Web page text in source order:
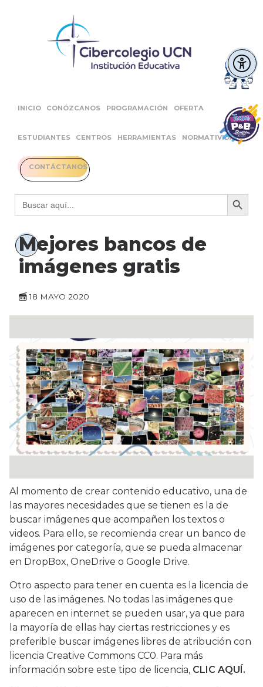
INICIO CONÓZCANOS PROGRAMACIÓN OFERTA
ESTUDIANTES CENTROS HERRAMIENTAS NORMATIVIDAD
CONTÁCTANOS
Buscar: Botón
Mejores bancos de
imágenes gratis
18 MAYO 2020
Al momento de crear contenido educativo, una de
las mayores necesidades que se tienen es la de
buscar imágenes que acompañen los textos o
videos. Para ello, se recomienda crear un banco de
imágenes por categoría, que se pueda almacenar
en DropBox, OneDrive o Google Drive.
Otro aspecto para tener en cuenta es la licencia de
uso de las imágenes. No todas las imágenes que
aparecen en internet se pueden usar, ya que para
la mayoría de ellas hay ciertas restricciones y es
preferible buscar imágenes libres de atribución con
licencia Creative Commons CC0. Para más
información sobre este tipo de licencia, CLIC AQUÍ.